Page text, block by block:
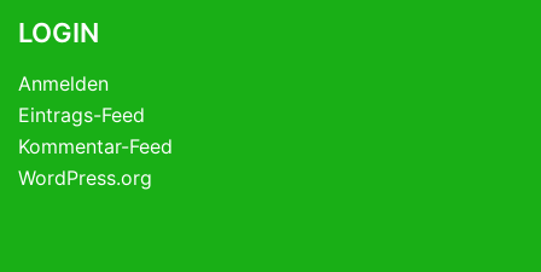
LOGIN
Anmelden
Eintrags-Feed
Kommentar-Feed
WordPress.org